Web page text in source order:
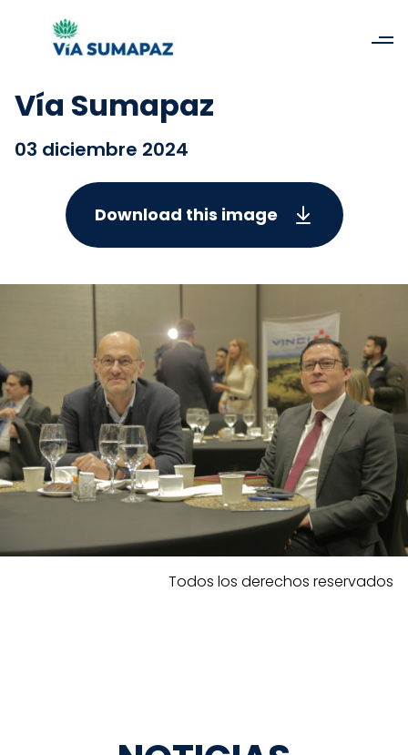
Vía Sumapaz
03 diciembre 2024
Download this image
Todos los derechos reservados